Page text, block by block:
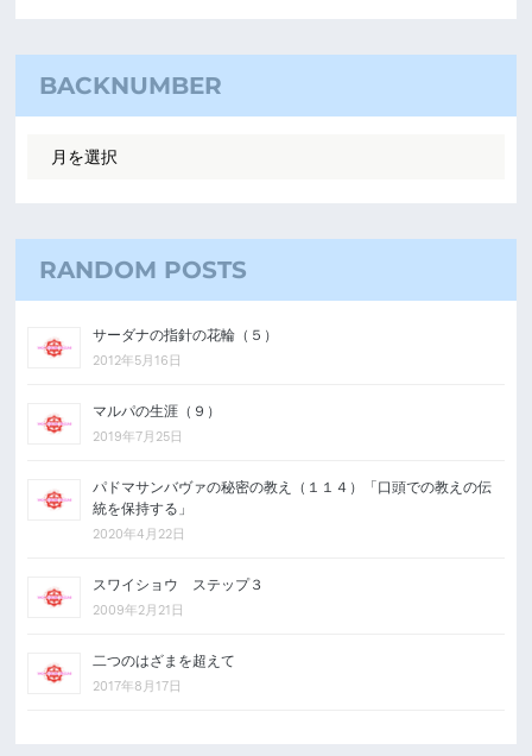
BACKNUMBER
RANDOM POSTS
サーダナの指針の花輪（５）
2012年5月16日
マルパの生涯（９）
2019年7月25日
パドマサンバヴァの秘密の教え（１１４）「口頭での教えの伝
統を保持する」
2020年4月22日
スワイショウ ステップ３
2009年2月21日
二つのはざまを超えて
2017年8月17日